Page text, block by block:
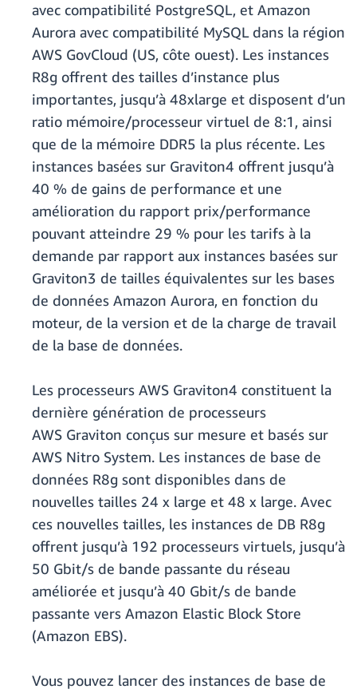
avec compatibilité PostgreSQL, et Amazon
Aurora avec compatibilité MySQL dans la région
AWS GovCloud (US, côte ouest). Les instances
R8g offrent des tailles d’instance plus
importantes, jusqu’à 48xlarge et disposent d’un
ratio mémoire/processeur virtuel de 8:1, ainsi
que de la mémoire DDR5 la plus récente. Les
instances basées sur Graviton4 offrent jusqu’à
40 % de gains de performance et une
amélioration du rapport prix/performance
pouvant atteindre 29 % pour les tarifs à la
demande par rapport aux instances basées sur
Graviton3 de tailles équivalentes sur les bases
de données Amazon Aurora, en fonction du
moteur, de la version et de la charge de travail
de la base de données.
Les processeurs AWS Graviton4 constituent la
dernière génération de processeurs
AWS Graviton conçus sur mesure et basés sur
AWS Nitro System. Les instances de base de
données R8g sont disponibles dans de
nouvelles tailles 24 x large et 48 x large. Avec
ces nouvelles tailles, les instances de DB R8g
offrent jusqu’à 192 processeurs virtuels, jusqu’à
50 Gbit/s de bande passante du réseau
améliorée et jusqu’à 40 Gbit/s de bande
passante vers Amazon Elastic Block Store
(Amazon EBS).
Vous pouvez lancer des instances de base de